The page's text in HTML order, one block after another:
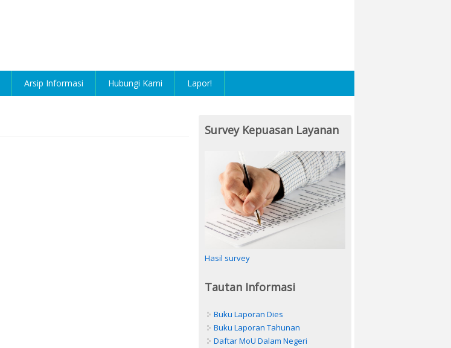
Arsip Informasi Hubungi Kami Lapor!
Survey Kepuasan Layanan
Hasil survey
Tautan Informasi
Buku Laporan Dies
Buku Laporan Tahunan
Daftar MoU Dalam Negeri